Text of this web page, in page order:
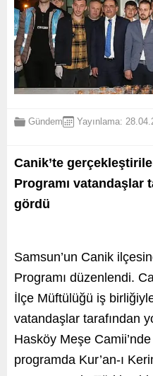
Gündem Yayınlama:
Canik’te
Programı vatandaşlar
gördü
Samsun’un Canik
Programı düzenlendi.
İlçe Müftülüğü iş
vatandaşlar tarafından
Hasköy Meşe
programda Kur’an-ı